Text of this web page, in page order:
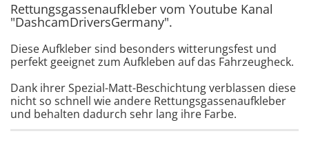
Rettungsgassenaufkleber vom Youtube Kanal
"DashcamDriversGermany".
Diese Aufkleber sind besonders witterungsfest und
perfekt geeignet zum Aufkleben auf das Fahrzeugheck.
Dank ihrer Spezial-Matt-Beschichtung verblassen diese
nicht so schnell wie andere Rettungsgassenaufkleber
und behalten dadurch sehr lang ihre Farbe.